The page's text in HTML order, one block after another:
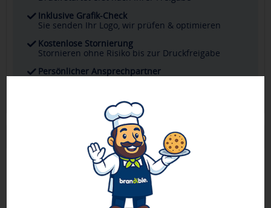
Inklusive Grafik-Check
Sie senden Ihr Logo, wir prüfen & optimieren
Kostenlose Stornierung
Stornieren ohne Risiko bis zur Druckfreigabe
Persönlicher Ansprechpartner
Produktbeschreibung
Gönnen Sie sich eine Auszeit und lassen Sie sich mit diesem
Set und dem angenehmen Duft nach Duftrichtung:
Patchouli Vanille nach Asien entführen. Der gut bestückte